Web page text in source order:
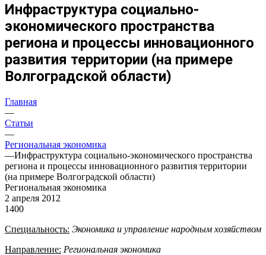
Инфраструктура социально-
экономического пространства
региона и процессы инновационного
развития территории (на примере
Волгоградской области)
Главная
—
Статьи
—
Региональная экономика
—Инфраструктура социально-экономического пространства
региона и процессы инновационного развития территории
(на примере Волгоградской области)
Региональная экономика
2 апреля 2012
1400
Специальность: Экономика и управление народным хозяйством
Направление: Региональная экономика